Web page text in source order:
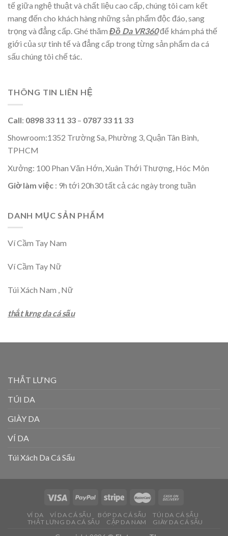
tế giữa nghệ thuật và chất liệu cao cấp, chúng tôi cam kết
mang đến cho khách hàng những sản phẩm độc đáo, sang
trọng và đẳng cấp. Ghé thăm Đồ Da VR360để khám phá thế
giới của sự tinh tế và đẳng cấp trong từng sản phẩm da cá
sấu chúng tôi chế tác.
THÔNG TIN LIÊN HỆ
Call: 0898 33 11 33 – 0787 33 11 33
Showroom:1352 Trường Sa, Phường 3, Quận Tân Bình,
TPHCM
Xưởng: 100 Phan Văn Hớn, Xuân Thới Thượng, Hóc Môn
Giờ làm việc : 9h tới 20h30 tất cả các ngày trong tuần
DANH MỤC SẢN PHẨM
Ví Cầm Tay Nam
Ví Cầm Tay Nữ
Túi Xách Nam , Nữ
thắt lưng da cá sấu
THẮT LƯNG
TÚI DA
GIÀY DA
VÍ DA
Túi Xách Da Cá Sấu
VÍ DA VÍ DA CÁ SẤU BÓP DA CÁ SẤU
TÚI DA CÁ SẤU
THẮT LƯNG DA CÁ SẤU
CẶP DA NAM GIÀY DA CÁ SẤU